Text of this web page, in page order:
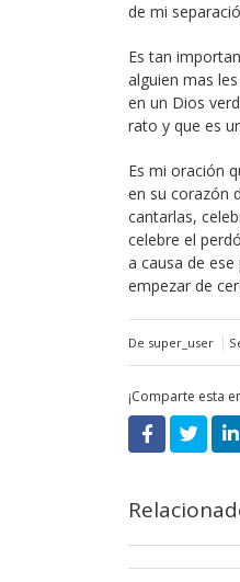
de mi
Es tan
alguien mas
en un Dios
rato y que es
Es mi oración
en su corazón
cantarlas,
celebre el
a causa de
empezar de
De super_user
¡Comparte esta